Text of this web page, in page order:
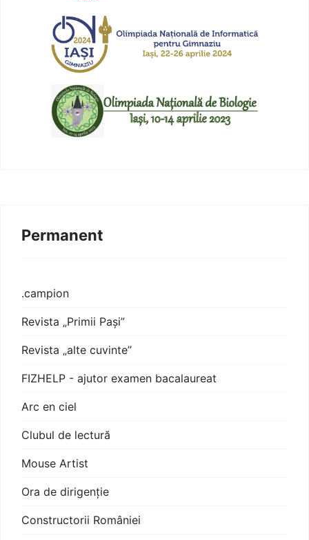
Permanent
.campion
Revista „Primii Pași”
Revista „alte cuvinte”
FIZHELP - ajutor examen bacalaureat
Arc en ciel
Clubul de lectură
Mouse Artist
Ora de dirigenție
Constructorii României